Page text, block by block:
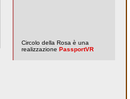
Circolo della Rosa è una
realizzazione PassportVR